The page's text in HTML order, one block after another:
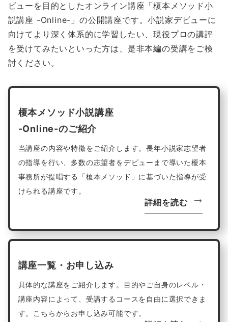
ビューを目的としたオンライン講座「榎本メソッド小
説講座 -Online-」の公開講座です。小説家デビューに
向けてより深く体系的に学習したい、現役プロの講評
を受けてみたいといった方は、是非本編の受講をご検
討ください。
榎本メソッド小説講座
-Online-のご紹介
当講座の内容や特徴をご紹介します。長年小説家志望者
の指導を行い、多数の志望者をデビューまで導いた榎本
事務所が提唱する「榎本メソッド」に基づいた指導が受
けられる講座です。
詳細を読む
講座一覧・お申し込み
具体的な講座をご紹介します。目的やご自身のレベル・
講座内容によって、受講するコースを自由に選択できま
す。こちらからお申し込み可能です。